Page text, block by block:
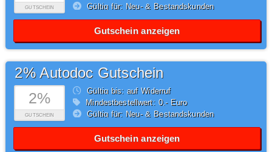
GUTSCHEIN
Gültig für: Neu- & Bestandskunden
Gutschein anzeigen
2%
GUTSCHEIN
2% Autodoc Gutschein
Gültig bis: auf Widerruf
Mindestbestellwert: 0,- Euro
Gültig für: Neu- & Bestandskunden
Gutschein anzeigen